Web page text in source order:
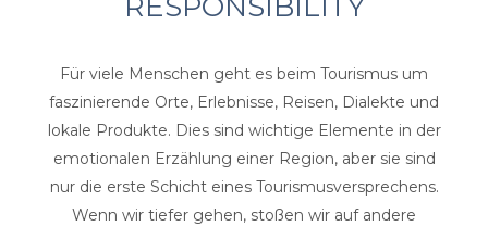
Für viele Menschen geht es beim Tourismus um
faszinierende Orte, Erlebnisse, Reisen, Dialekte und
lokale Produkte. Dies sind wichtige Elemente in der
emotionalen Erzählung einer Region, aber sie sind
nur die erste Schicht eines Tourismusversprechens.
Wenn wir tiefer gehen, stoßen wir auf andere